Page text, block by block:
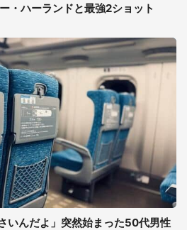
・ハーランドと最強2ショット
いんだよ」突然始まった50代男性